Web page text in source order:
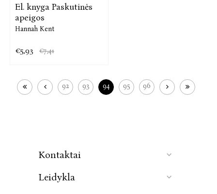
El. knyga Paskutinės
apeigos
Hannah Kent
€5,93 €7,41
92 93 94 95 96
Kontaktai
Leidykla